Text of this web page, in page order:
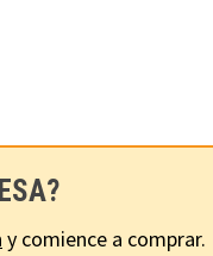
y comience a comprar.